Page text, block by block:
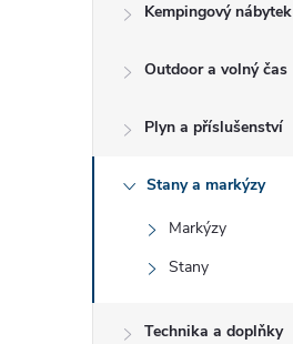
a
Kempingový nábytek
Outdoor a volný čas
Plyn a příslušenství
Stany a markýzy
Markýzy
Stany
Technika a doplňky